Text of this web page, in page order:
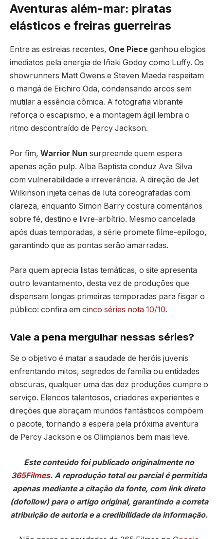
Aventuras além-mar: piratas
elásticos e freiras guerreiras
Entre as estreias recentes, One Piece ganhou elogios
imediatos pela energia de Iñaki Godoy como Luffy. Os
showrunners Matt Owens e Steven Maeda respeitam
o mangá de Eiichiro Oda, condensando arcos sem
mutilar a essência cômica. A fotografia vibrante
reforça o escapismo, e a montagem ágil lembra o
ritmo descontraído de Percy Jackson.
Por fim, Warrior Nun surpreende quem espera
apenas ação pulp. Alba Baptista conduz Ava Silva
com vulnerabilidade e irreverência. A direção de Jet
Wilkinson injeta cenas de luta coreografadas com
clareza, enquanto Simon Barry costura comentários
sobre fé, destino e livre-arbítrio. Mesmo cancelada
após duas temporadas, a série promete filme-epílogo,
garantindo que as pontas serão amarradas.
Para quem aprecia listas temáticas, o site apresenta
outro levantamento, desta vez de produções que
dispensam longas primeiras temporadas para fisgar o
público: confira em cinco séries nota 10/10.
Vale a pena mergulhar nessas séries?
Se o objetivo é matar a saudade de heróis juvenis
enfrentando mitos, segredos de família ou entidades
obscuras, qualquer uma das dez produções cumpre o
serviço. Elencos talentosos, criadores experientes e
direções que abraçam mundos fantásticos compõem
o pacote, tornando a espera pela próxima aventura
de Percy Jackson e os Olimpianos bem mais leve.
Este conteúdo foi publicado originalmente no
365Filmes. A reprodução total ou parcial é permitida
apenas mediante a citação da fonte, com link direto
(dofollow) para o artigo original, garantindo a correta
atribuição de autoria e a credibilidade da informação.